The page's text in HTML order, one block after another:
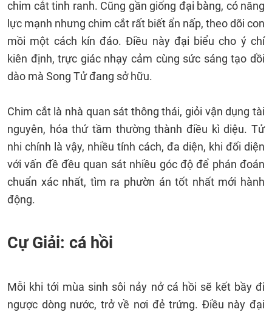
chim cắt tinh ranh. Cũng gần giống đại bàng, có năng
lực mạnh nhưng chim cắt rất biết ẩn nấp, theo dõi con
mồi một cách kín đáo. Điều này đại biểu cho ý chí
kiên định, trực giác nhạy cảm cùng sức sáng tạo dồi
dào mà Song Tử đang sở hữu.
Chim cắt là nhà quan sát thông thái, giỏi vận dụng tài
nguyên, hóa thứ tầm thường thành điều kì diệu. Tử
nhi chính là vậy, nhiều tính cách, đa diện, khi đối diện
với vấn đề đều quan sát nhiều góc độ để phán đoán
chuẩn xác nhất, tìm ra phườn án tốt nhất mới hành
động.
Cự Giải: cá hồi
Mỗi khi tới mùa sinh sôi nảy nở cá hồi sẽ kết bầy đi
ngược dòng nước, trở về nơi đẻ trứng. Điều này đại